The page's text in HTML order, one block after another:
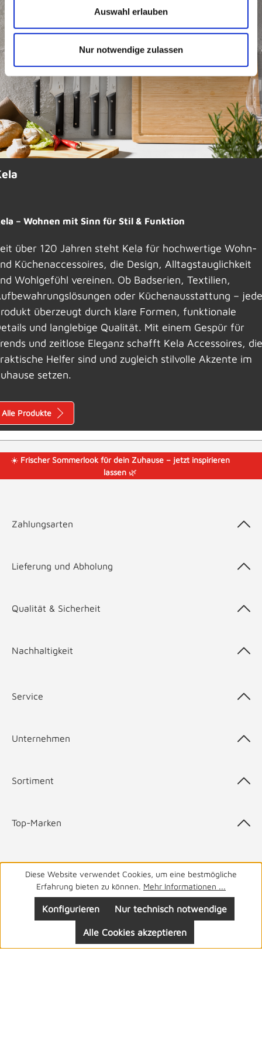
Auswahl erlauben
Nur notwendige zulassen
– Wohnen mit Sinn für Stil & Funktion
über 120 Jahren steht Kela für hochwertige Wohn-
Küchenaccessoires, die Design, Alltagstauglichkeit
Wohlgefühl vereinen. Ob Badserien, Textilien,
oder Küchenausstattung –
überzeugt durch klare Formen, funktionale
und langlebige Qualität. Mit einem Gespür für
und zeitlose Eleganz schafft Kela Accessoires, die
Helfer sind und zugleich stilvolle Akzente im
setzen.
Alle Produkte
☀️ Frischer Sommerlook für dein Zuhause – jetzt inspirieren
lassen🌿
Zahlungsarten
Lieferung und Abholung
Qualität & Sicherheit
Nachhaltigkeit
Service
Unternehmen
Sortiment
Top-Marken
Haben Sie Fragen? Wir helfen Ihnen gerne. 05141 9940
von 8-19 Uhr
Diese Website verwendet Cookies, um eine bestmögliche
Erfahrung bieten zu können. Mehr Informationen ...
Nur technisch notwendige
Konfigurieren
Alle Cookies akzeptieren